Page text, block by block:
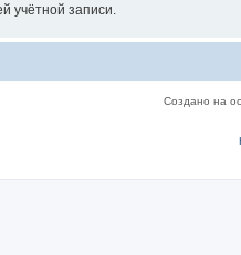
учётной записи.
Создано на